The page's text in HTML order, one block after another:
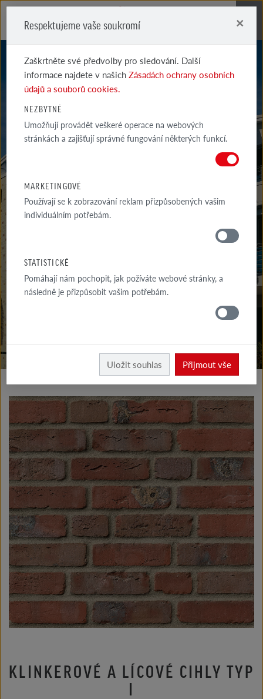
KLINKEROVÉ A LÍCOVÉ CIHLY
RETRO CZERWONONIEBIESKA CIENIOWANA
KDE
Vyrobky fasáda Klinkerové a lícové cihly typ I
KLINKEROVÉ A LÍCOVÉ CIHLY TYP
I
Respektujeme vaše soukromí ×
Zaškrtněte své předvolby pro sledování. Další
informace najdete v našichZásadách ochrany osobních
údajů a souborů cookies.
NEZBYTNÉ
Umožňují provádět veškeré operace na webových
stránkách a zajišťují správné fungování některých funkcí.
MARKETINGOVÉ
Používají se k zobrazování reklam přizpůsobených vašim
individuálním potřebám.
STATISTICKÉ
Pomáhají nám pochopit, jak požíváte webové stránky, a
následně je přizpůsobit vašim potřebám.
Uložit souhlas Přijmout vše